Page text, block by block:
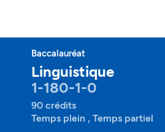
Baccalauréat
Linguistique
1-180-1-0
90 crédits
Temps plein , Temps partiel